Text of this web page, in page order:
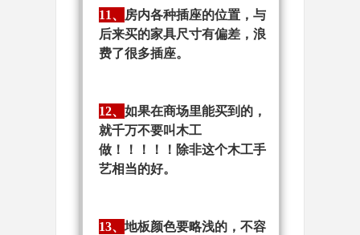
11、 房内各种插座的位置，与
后来买的家具尺寸有偏差，浪
费了很多插座。
12、如果在商场里能买到的，
就千万不要叫木工
做！！！！！除非这个木工手
艺相当的好。
13、地板颜色要略浅的，不容